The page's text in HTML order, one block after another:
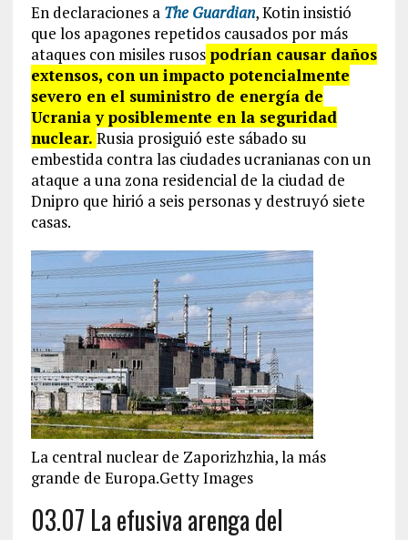
En declaraciones a The Guardian, Kotin insistió
que los apagones repetidos causados por más
ataques con misiles rusospodrían causar daños
extensos, con un impacto potencialmente
severo en el suministro de energía de
Ucrania y posiblemente en la seguridad
nuclear. Rusia prosiguió este sábado su
embestida contra las ciudades ucranianas con un
ataque a una zona residencial de la ciudad de
Dnipro que hirió a seis personas y destruyó siete
casas.
La central nuclear de Zaporizhzhia, la más
grande de Europa.Getty Images
03.07 La efusiva arenga del